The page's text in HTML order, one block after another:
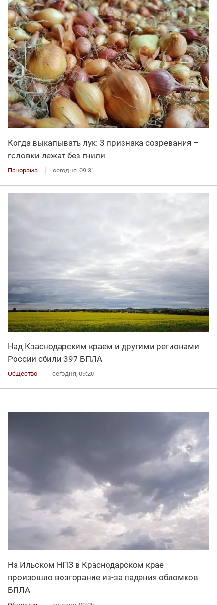
Когда выкапывать лук: 3 признака созревания –
головки лежат без гнили
Панорама сегодня, 09:31
Над Краснодарским краем и другими регионами
России сбили 397 БПЛА
Общество сегодня, 09:20
На Ильском НПЗ в Краснодарском крае
произошло возгорание из-за падения обломков
БПЛА